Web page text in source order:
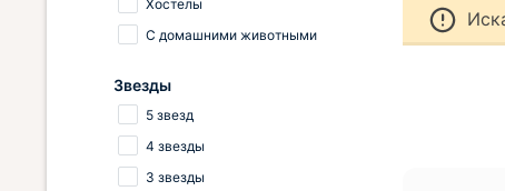
Хостелы
С домашними животными
Звезды
5 звезд
4 звезды
3 звезды